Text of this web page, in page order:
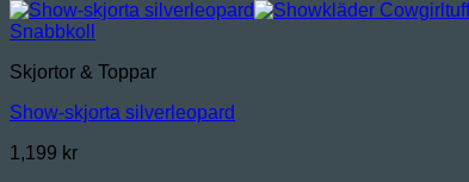
Snabbkoll
Skjortor & Toppar
Show-skjorta silverleopard
1,199 kr